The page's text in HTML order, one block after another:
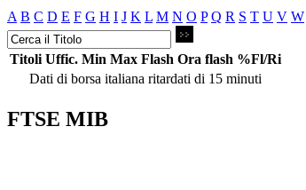
A B C D E F G H I J K L M N O P Q R S T U V W
Titoli Uffic. Min Max Flash Ora flash %Fl/Ri
Dati di borsa italiana ritardati di 15 minuti
FTSE MIB